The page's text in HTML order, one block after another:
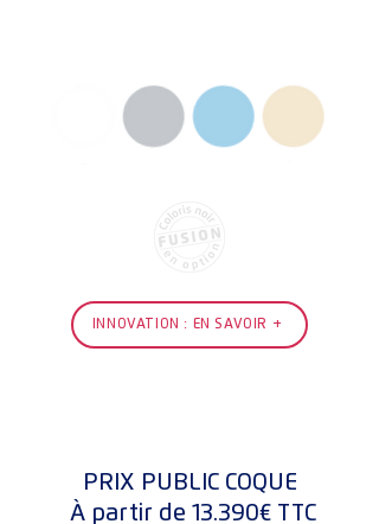
INNOVATION : EN SAVOIR +
PRIX PUBLIC COQUE
À partir de 13.390€ TTC